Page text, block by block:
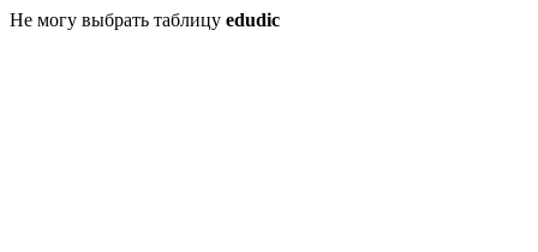
Не могу выбрать таблицу edudic